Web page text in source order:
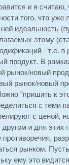
и я считаю,
того, что уже
идеальность
этому
- т.е. в
продукт. В
рынок/новый
рынок/новый
"пришить к
с теми
с ценой,
и для этих
рынком.
ему это